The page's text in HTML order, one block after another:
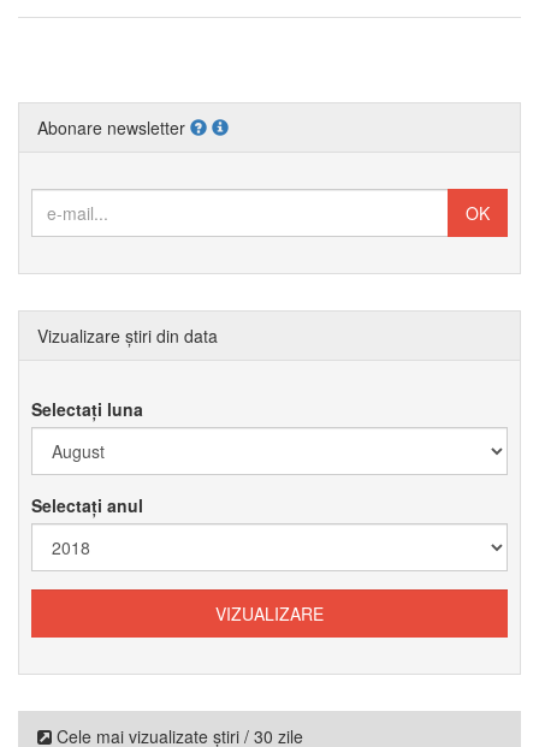
Abonare newsletter
Vizualizare știri din data
Selectați luna
Selectați anul
Cele mai vizualizate știri / 30 zile